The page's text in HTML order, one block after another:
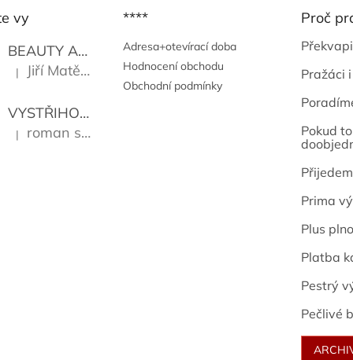
vy
BEAUTY AND THE BEAT
Go Go's
Hodnocení produktu je 5 z 5 hvězdiček.
| Jiří Matějů
VYSTŘIHOVÁNKY - PRAŽSKÉ PAMÁTKY Kropáček
Hodnocení produktu je 5 z 5 hvězdiček.
| roman sekanina
****
Adresa+otevírací doba
Hodnocení obchodu
Obchodní podmínky
Proč
Pražáci
Pokud
Prima
Plus
Platba
Pestrý
Pečlivé